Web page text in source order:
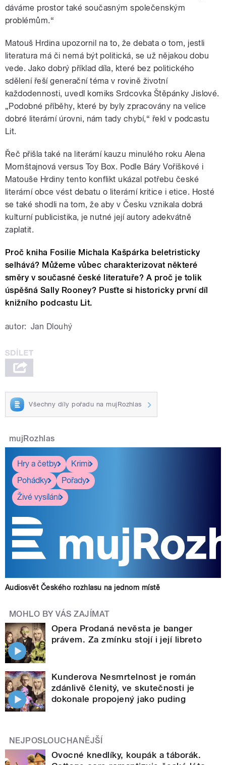
dáváme prostor také současným společenským
problémům.“
Matouš Hrdina upozornil na to, že debata o tom, jestli
literatura má či nemá být politická, se už nějakou dobu
vede. Jako dobrý příklad díla, které bez politického
sdělení řeší generační téma v rovině životní
každodennosti, uvedl komiks Srdcovka Štěpánky Jislové.
„Podobné příběhy, které by byly zpracovány na velice
dobré literární úrovni, nám tady chybí,“ řekl v podcastu
Lit.
Řeč přišla také na literární kauzu minulého roku Alena
Mornštajnová versus Toy Box. Podle Báry Voříškové i
Matouše Hrdiny tento konflikt ukázal potřebu české
literární obce vést debatu o literární kritice i etice. Hosté
se také shodli na tom, že aby v Česku vznikala dobrá
kulturní publicistika, je nutné její autory adekvátně
zaplatit.
Proč kniha Fosilie Michala Kašpárka beletristicky
selhává? Můžeme vůbec charakterizovat některé
směry v současné české literatuře? A proč je tolik
úspěšná Sally Rooney? Pusťte si historicky první díl
knižního podcastu Lit.
autor: Jan Dlouhý
Všechny díly pořadu na mujRozhlas
mujRozhlas
Hry a četby
Krimi
Pohádky
Pořady
Živé vysílání
Audiosvět Českého rozhlasu na jednom místě
MOHLO BY VÁS ZAJÍMAT
Opera Prodaná nevěsta je banger
právem. Za zmínku stojí i její libreto
Kunderova Nesmrtelnost je román
zdánlivě členitý, ve skutečnosti je
dokonale propojený jako puding
NEJPOSLOUCHANĚJŠÍ
Ovocné knedlíky, koupák a táborák.